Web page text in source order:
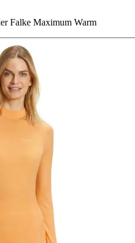
Falke Maximum Warm